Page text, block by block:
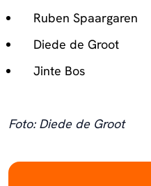
Ruben Spaargaren
Diede de Groot
Jinte Bos
Foto: Diede de Groot